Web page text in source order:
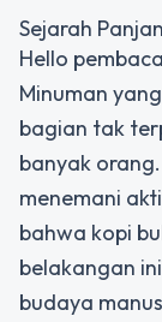
Sejarah
Hello
Minuman
bagian tak
banyak
menemani
bahwa kopi
belakangan
budaya